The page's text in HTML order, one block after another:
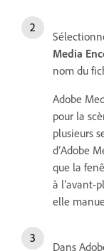
Media
nom du
Adobe
pour la
plusieurs
d’Adobe
que la
à l’avant-
elle
Dans